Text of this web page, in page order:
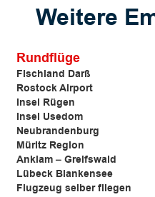
Weitere
Rundflüge
Fischland Darß
Rostock Airport
Insel Rügen
Insel Usedom
Neubrandenburg
Müritz Region
Anklam – Greifswald
Lübeck Blankensee
Flugzeug selber fliegen